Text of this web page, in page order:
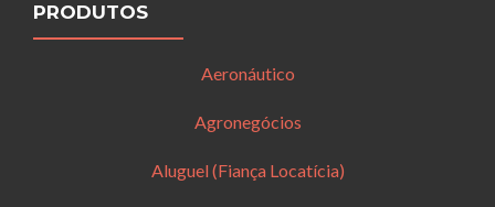
PRODUTOS
Aeronáutico
Agronegócios
Aluguel (Fiança Locatícia)